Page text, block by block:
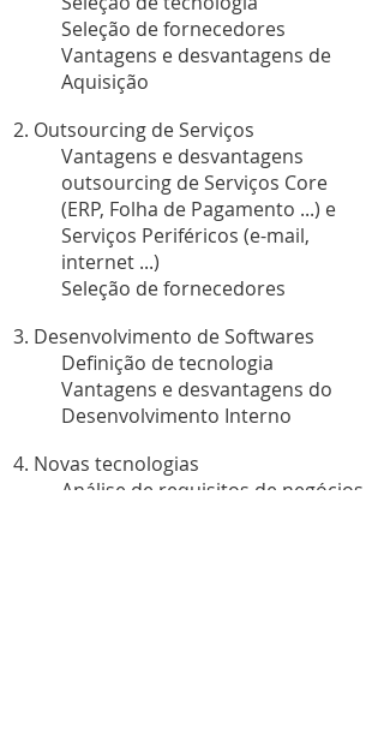
Seleção de fornecedores
Vantagens e desvantagens de
Aquisição
2. Outsourcing de Serviços
Vantagens e desvantagens
outsourcing de Serviços Core
(ERP, Folha de Pagamento ...) e
Serviços Periféricos (e-mail,
internet ...)
Seleção de fornecedores
3. Desenvolvimento de Softwares
Definição de tecnologia
Vantagens e desvantagens do
Desenvolvimento Interno
4. Novas tecnologias
Análise de requisitos de negócios